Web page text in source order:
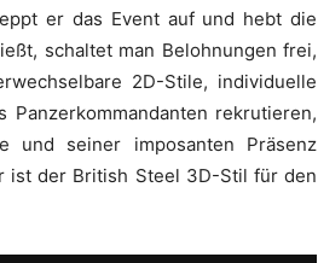
er das Event auf und hebt die
schaltet man Belohnungen frei,
2D-Stile, individuelle
rekrutieren,
und seiner imposanten Präsenz
ist der British Steel 3D-Stil für den